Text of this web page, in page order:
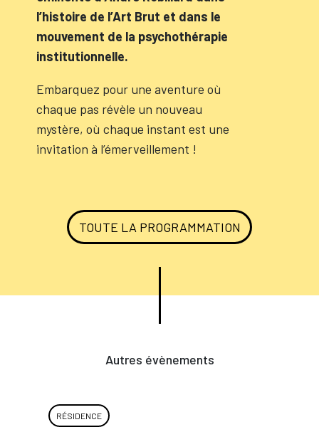
l’histoire de l’Art Brut et dans le
mouvement de la psychothérapie
institutionnelle.
Embarquez pour une aventure où
chaque pas révèle un nouveau
mystère, où chaque instant est une
invitation à l’émerveillement !
TOUTE LA PROGRAMMATION
Autres évènements
RÉSIDENCE